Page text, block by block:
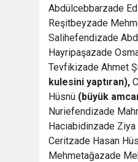
Abdülcebbarzade
Reşitbeyzade
Salihefendizade
Hayripaşazade
Tevfikizade Ahmet
kulesini yaptıran),
Hüsnü (büyük
Nuriefendizade
Hacıabidinzade Ziya
Ceritzade Hasan
Mehmetağazade